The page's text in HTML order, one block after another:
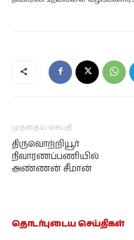
முந்தைய செய்தி
திருவொற்றியூர்
நிவாரணப்பணியில்
அண்ணன் சீமான்
தொடர்புடைய செய்திகள்